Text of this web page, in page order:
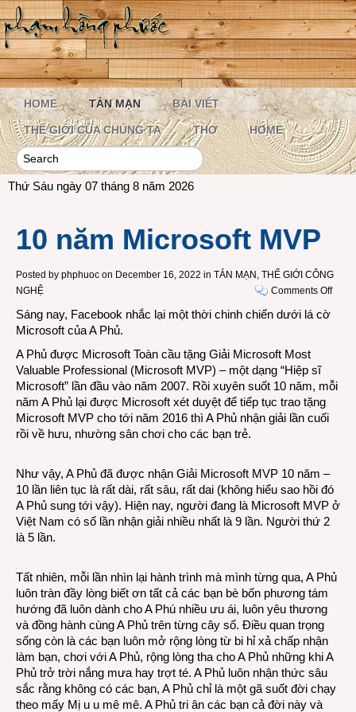
HOME TẢN MẠN BÀI VIẾT
THẾ GIỚI CỦA CHÚNG TA THƠ HOME
Thứ Sáu ngày 07 tháng 8 năm 2026
10 năm Microsoft MVP
Posted by phphuoc on December 16, 2022 in TẢN MẠN , THẾ GIỚI CÔNG
NGHỆ
Comments Offon
Sáng nay, Facebook nhắc lại một thời chinh chiến dưới lá cờ
Microsoft của A Phủ.
A Phủ được Microsoft Toàn cầu tặng Giải Microsoft Most
Valuable Professional (Microsoft MVP) – một dạng “Hiệp sĩ
Microsoft” lần đầu vào năm 2007. Rồi xuyên suốt 10 năm, mỗi
năm A Phủ lại được Microsoft xét duyệt để tiếp tục trao tặng
Microsoft MVP cho tới năm 2016 thì A Phủ nhận giải lần cuối
rồi về hưu, nhường sân chơi cho các bạn trẻ.
Như vậy, A Phủ đã được nhận Giải Microsoft MVP 10 năm –
10 lần liên tục là rất dài, rất sâu, rất dai (không hiểu sao hồi đó
A Phủ sung tới vậy). Hiện nay, người đang là Microsoft MVP ở
Việt Nam có số lần nhận giải nhiều nhất là 9 lần. Người thứ 2
là 5 lần.
Tất nhiên, mỗi lần nhìn lại hành trình mà mình từng qua, A Phủ
luôn tràn đầy lòng biết ơn tất cả các bạn bè bốn phương tám
hướng đã luôn dành cho A Phú nhiều ưu ái, luôn yêu thương
và đồng hành cùng A Phủ trên từng cây số. Điều quan trọng
sống còn là các bạn luôn mở rộng lòng từ bi hỉ xả chấp nhận
làm bạn, chơi với A Phủ, rộng lòng tha cho A Phủ những khi A
Phủ trở trời nắng mưa hay trợt té. A Phủ luôn nhận thức sâu
sắc rằng không có các bạn, A Phủ chỉ là một gã suốt đời chạy
theo mấy Mị u u mê mê. A Phủ tri ân các bạn cả đời này và